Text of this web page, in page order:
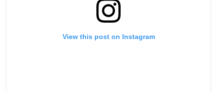
View this post on Instagram